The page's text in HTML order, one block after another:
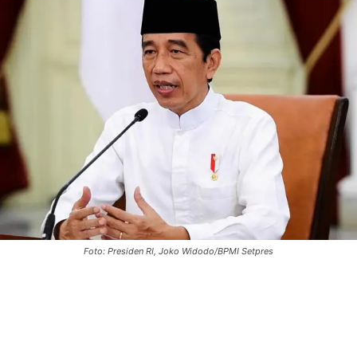
Foto: Presiden RI, Joko Widodo/BPMI Setpres